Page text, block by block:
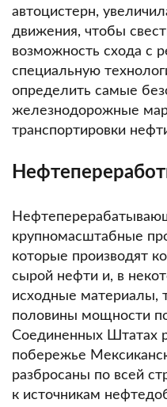
автоцистерн,
движения, чтобы
возможность схода с
специальную
определить самые
железнодорожные
транспортировки
крупномасштабные
которые производят
сырой нефти и, в
исходные материалы,
половины мощности
Соединенных Штатах
побережье
разбросаны по всей
к источникам